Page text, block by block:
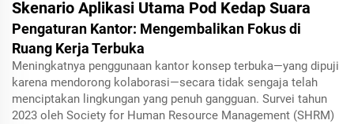
Skenario Aplikasi Utama Pod Kedap Suara
Pengaturan Kantor: Mengembalikan Fokus di
Ruang Kerja Terbuka
Meningkatnya penggunaan kantor konsep terbuka—yang dipuji
karena mendorong kolaborasi—secara tidak sengaja telah
menciptakan lingkungan yang penuh gangguan. Survei tahun
2023 oleh Society for Human Resource Management (SHRM)